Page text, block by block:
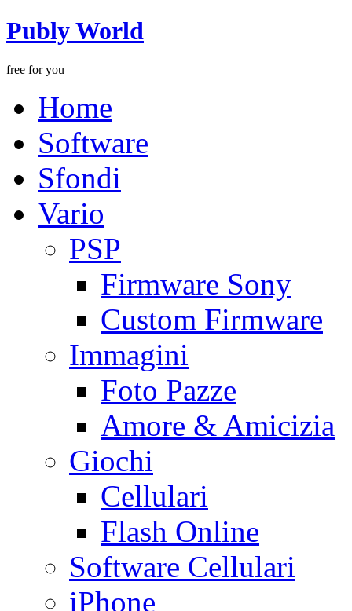
Publy World
free for you
Home
Software
Sfondi
Vario
PSP
Firmware Sony
Custom Firmware
Immagini
Foto Pazze
Amore & Amicizia
Giochi
Cellulari
Flash Online
Software Cellulari
iPhone